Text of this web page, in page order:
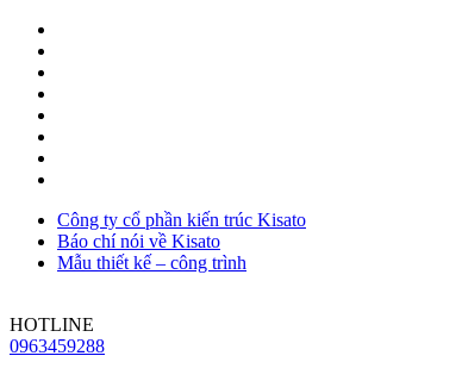
Công ty cổ phần kiến trúc Kisato
Báo chí nói về Kisato
Mẫu thiết kế – công trình
HOTLINE
0963459288